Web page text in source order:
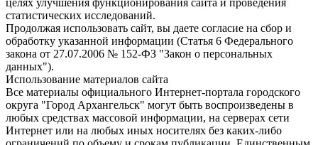
целях улучшения функционирования сайта и проведения
статистических исследований.
Продолжая использовать сайт, вы даете согласие на сбор и
обработку указанной информации (Статья 6 Федерального
закона от 27.07.2006 № 152-ФЗ "Закон о персональных
данных").
Использование материалов сайта
Все материалы официального Интернет-портала городского
округа "Город Архангельск" могут быть воспроизведены в
любых средствах массовой информации, на серверах сети
Интернет или на любых иных носителях без каких-либо